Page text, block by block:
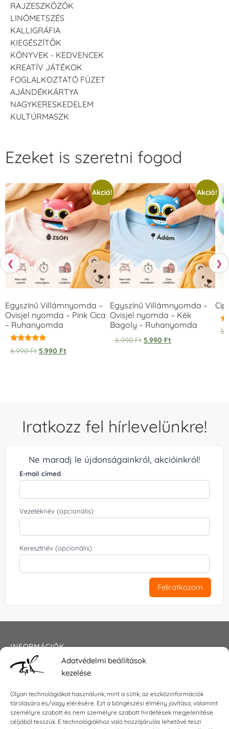
Adatvédelmi beállítások
kezelése
Olyan technológiákat használunk, mint a sütik, az eszközinformációk
tárolására és/vagy elérésére. Ezt a böngészési élmény javítása, valamint
személyre szabott és nem személyre szabott hirdetések megjelenítése
céljából tesszük. E technológiákhoz való hozzájárulás lehetővé teszi
RAJZESZKÖZÖK
LINÓMETSZÉS
KALLIGRÁFIA
KIEGÉSZÍTŐK
KÖNYVEK - KEDVENCEK
KREATÍV JÁTÉKOK
FOGLALKOZTATÓ FÜZET
AJÁNDÉKKÁRTYA
NAGYKERESKEDELEM
KULTÚRMASZK
❮
Ezeket is szeretni fogod
Akció!
Egyszínű Villámnyomda –
Ovisjel nyomda – Pink Cica
– Ruhanyomda
Értékelés:
5.00
6.990Ft 5.990 Ft
Akció!
Egyszínű Villámnyomda –
Ovisjel nyomda – Kék
Bagoly – Ruhanyomda
6.990Ft 5.990 Ft
❯
Iratkozz fel hírlevelünkre!
Ne maradj le újdonságainkról, akcióinkról!
E-mail címed
Vezetéknév (opcionális)
Keresztnév (opcionális)
Feliratkozom
INFORMÁCIÓK
Általános szerződési feltételek
Impresszum